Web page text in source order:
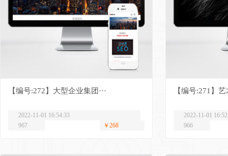
【编号:272】大型企业集团···
2022-11-01 16:54:33
967
￥268
【编号:271】艺
2022-11-01
966